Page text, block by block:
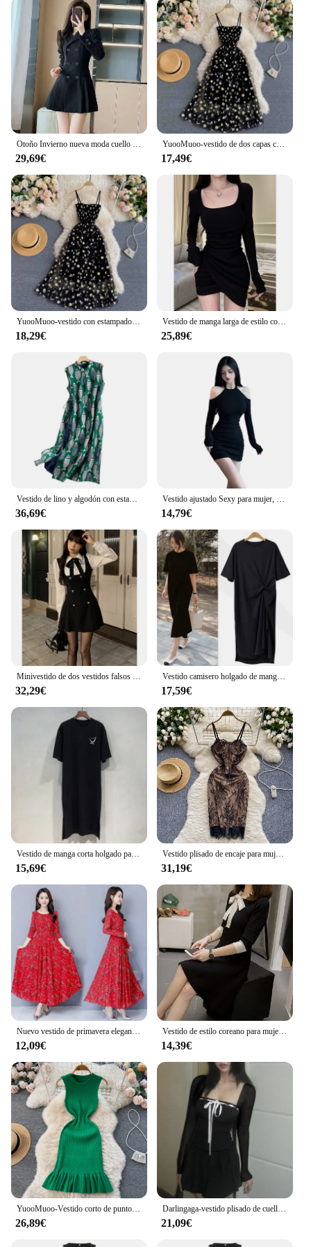
any fashion-forward individual's wardrobe. The
dress's performance and property are exemplary,
ensuring a comfortable fit that moves with you
throughout the day. The complete set, including
matching accessories, adds an extra layer of
sophistication, making it a standout piece in any
ensemble.
**For the Fashion-Conscious and Wholesale
Buyers**
This dress is not just a garment; it's a statement of
style. It's perfect for fashion-conscious individuals
seeking to incorporate Korean fashion into their
wardrobe or for wholesale buyers looking to offer a
unique and trendy piece to their clientele. With its
wholesale availability and the support of reliable
vendors and suppliers, this vestido moda coreana is
an excellent choice for those looking to add a touch
of Korean flair to their fashion offerings.
Otoño Invierno nueva moda cuello a medida manga larga Color sólido ropa de mujer coreano plisado dulce tendencia vestidos sencillos
29,69€
YuooMuoo-vestido de dos capas con estampado de margaritas y flores, traje Midi de dos capas con tirantes finos para vacaciones y playa, moda coreana
17,49€
YuooMuoo-vestido con estampado Floral para mujer, traje de malla con tirantes finos, estilo coreano, ideal para fiesta, vacaciones y playa, novedad de 2024
18,29€
Vestido de manga larga de estilo coreano para mujer, falda ajustada adelgazante con cuello cuadrado de estética Pure Desire, otoño
25,89€
Vestido de lino y algodón con estampado a cuadros para mujer, prenda holgada sin mangas con cuello redondo, Estilo Vintage, a la moda coreana
36,69€
Vestido ajustado Sexy para mujer, versión coreana, primavera y otoño
14,79€
32,29€
Vestido camisero holgado de manga corta para mujer, moda coreana, cuello redondo, dividido, informal, Midi, largo, ropa de calle, trajes femeninos, verano, nuevo
17,59€
15,69€
Vestido plisado de encaje para mujer, prenda elegante y Sexy, ajustada, a la moda coreana, ideal para vacaciones en la playa, Verano
31,19€
12,09€
Vestido de estilo coreano para mujer, ropa informal versátil, ajustada a la cintura, adelgazante, moda del sudeste asiático, primavera y otoño, nuevo
14,39€
26,89€
Darlingaga-vestido plisado de cuello cuadrado para mujer, ropa Kawaii Lolita con lazo, moda coreana, dulce, otoño
21,09€